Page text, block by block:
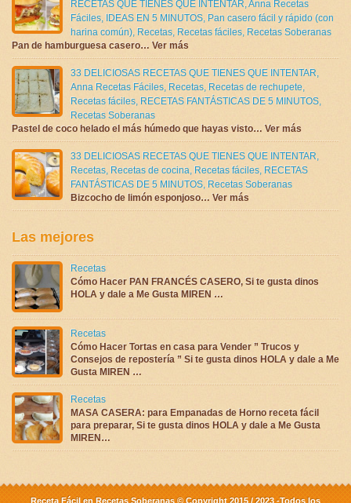
RECETAS QUE TIENES QUE INTENTAR,Anna Recetas
Fáciles, IDEAS EN 5 MINUTOS, Pan casero fácil y rápido (con
harina común), Recetas, Recetas fáciles, Recetas Soberanas
Pan de hamburguesa casero… Ver más
33 DELICIOSAS RECETAS QUE TIENES QUE INTENTAR,
Anna Recetas Fáciles, Recetas, Recetas de rechupete,
Recetas fáciles, RECETAS FANTÁSTICAS DE 5 MINUTOS,
Recetas Soberanas
Pastel de coco helado el más húmedo que hayas visto… Ver más
33 DELICIOSAS RECETAS QUE TIENES QUE INTENTAR,
Recetas, Recetas de cocina, Recetas fáciles, RECETAS
FANTÁSTICAS DE 5 MINUTOS, Recetas Soberanas
Bizcocho de limón esponjoso… Ver más
Las mejores
Recetas
Cómo Hacer PAN FRANCÉS CASERO, Si te gusta dinos
HOLA y dale a Me Gusta MIREN …
Recetas
Cómo Hacer Tortas en casa para Vender ” Trucos y
Consejos de repostería ” Si te gusta dinos HOLA y dale a Me
Gusta MIREN …
Recetas
MASA CASERA: para Empanadas de Horno receta fácil
para preparar, Si te gusta dinos HOLA y dale a Me Gusta
MIREN…
Receta Fácil en Recetas Soberanas © Copyright 2015 / 2023 -Todos los